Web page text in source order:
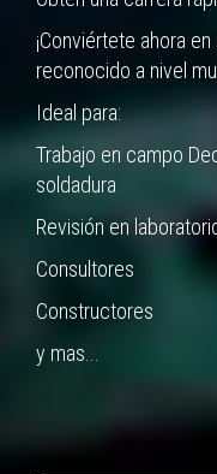
¡Conviértete ahora
reconocido a nivel
Ideal para:
Trabajo en campo
soldadura
Revisión en
Consultores
Constructores
y mas...